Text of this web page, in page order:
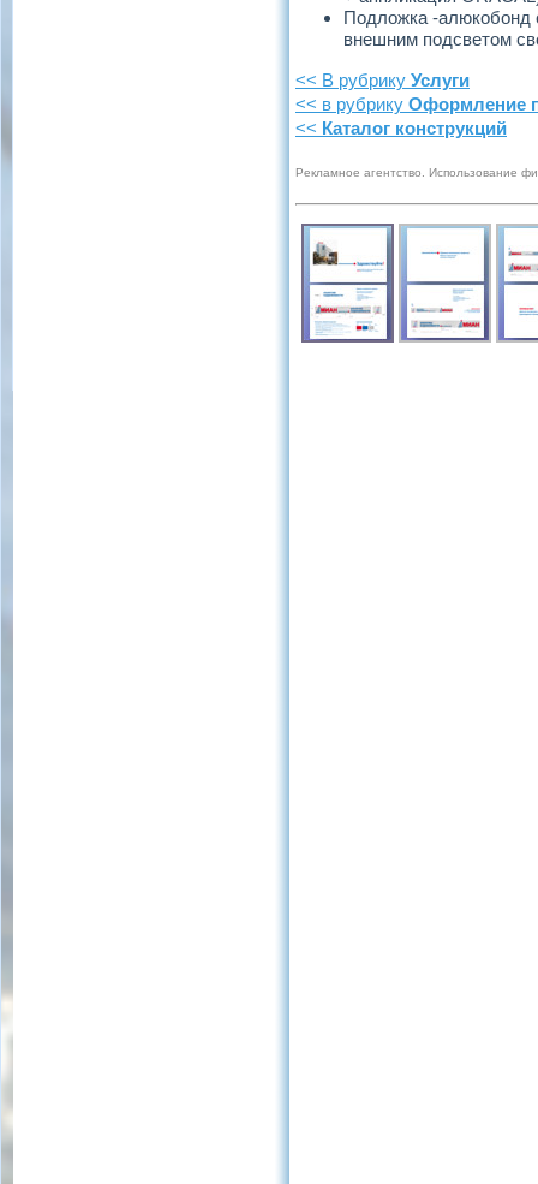
Подложка -алюкобонд
внешним подсветом
<< В рубрику Услуги
<< в рубрику Оформление
<< Каталог конструкций
Рекламное агентство. Использование